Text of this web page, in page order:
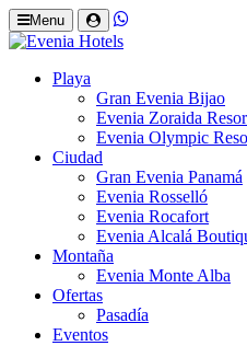
Menu
Playa
Gran Evenia Bijao
Evenia Zoraida
Evenia Olympic
Ciudad
Gran Evenia Panamá
Evenia Rosselló
Evenia Rocafort
Evenia Alcalá
Montaña
Evenia Monte Alba
Ofertas
Pasadía
Eventos